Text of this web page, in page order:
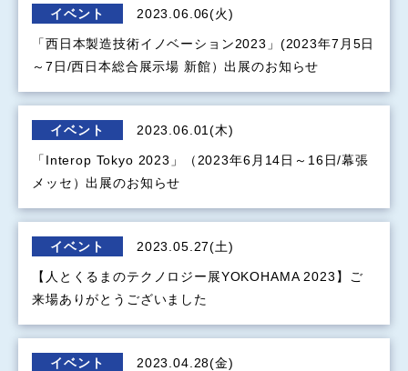
イベント 2023.06.06(火)
「西日本製造技術イノベーション2023」(2023年7月5日
～7日/西日本総合展示場 新館）出展のお知らせ
イベント 2023.06.01(木)
「Interop Tokyo 2023」（2023年6月14日～16日/幕張
メッセ）出展のお知らせ
イベント 2023.05.27(土)
【人とくるまのテクノロジー展YOKOHAMA 2023】ご
来場ありがとうございました
イベント 2023.04.28(金)